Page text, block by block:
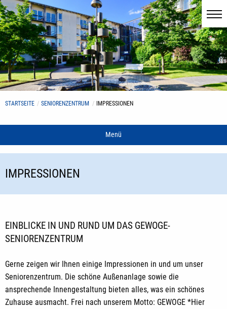
STARTSEITE SENIORENZENTRUM IMPRESSIONEN
Menü
IMPRESSIONEN
EINBLICKE IN UND RUND UM DAS GEWOGE-
SENIORENZENTRUM
Gerne zeigen wir Ihnen einige Impressionen in und um unser
Seniorenzentrum. Die schöne Außenanlage sowie die
ansprechende Innengestaltung bieten alles, was ein schönes
Zuhause ausmacht. Frei nach unserem Motto: GEWOGE *Hier